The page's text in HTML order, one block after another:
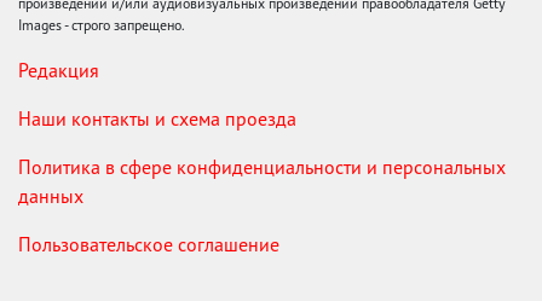
Images - строго запрещено.
Редакция
Наши контакты и схема проезда
Политика в сфере конфиденциальности и персональных
данных
Пользовательское соглашение